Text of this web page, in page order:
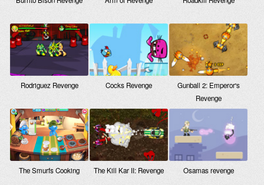
Rodriguez Revenge Cocks Revenge
Gunball 2: Emperor's
Revenge
The Smurfs Cooking The Kill Kar II: Revenge Osamas revenge